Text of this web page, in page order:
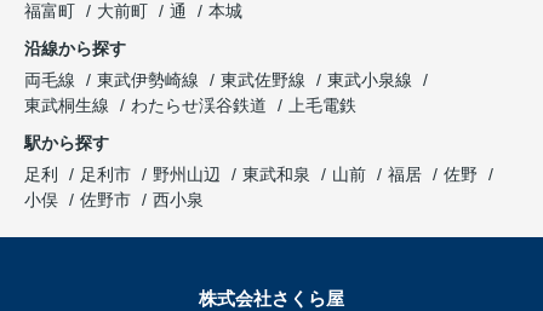
福富町
大前町 通
本城
沿線から探す
両毛線
東武伊勢崎線 東武佐野線
東武小泉線
東武桐生線
わたらせ渓谷鉄道
上毛電鉄
駅から探す
足利
足利市 野州山辺 東武和泉 山前 福居
佐野
小俣
佐野市 西小泉
株式会社さくら屋